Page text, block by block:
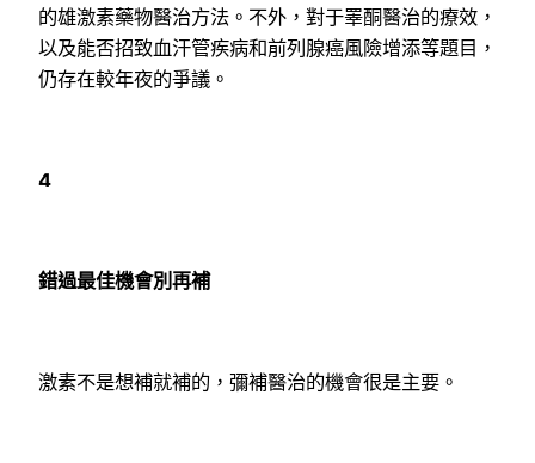
的雄激素藥物醫治方法。不外，對于睪酮醫治的療效，
以及能否招致血汗管疾病和前列腺癌風險增添等題目，
仍存在較年夜的爭議。
4
錯過最佳機會別再補
激素不是想補就補的，彌補醫治的機會很是主要。